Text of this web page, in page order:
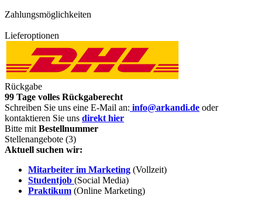
Zahlungsmöglichkeiten
Lieferoptionen
Rückgabe
99 Tage volles Rückgaberecht
Schreiben Sie uns eine E-Mail an: info@arkandi.de oder
kontaktieren Sie uns direkt hier
Bitte mit Bestellnummer
Stellenangebote (3)
Aktuell suchen wir:
Mitarbeiter im Marketing (Vollzeit)
Studentjob (Social Media)
Praktikum (Online Marketing)